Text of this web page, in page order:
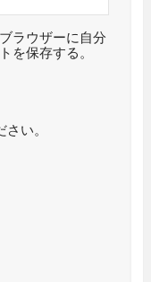
ラウザーに自分
を保存する。
い。